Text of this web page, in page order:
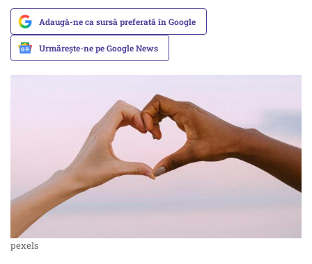
Adaugă-ne ca sursă preferată în Google
Urmărește-ne pe Google News
pexels